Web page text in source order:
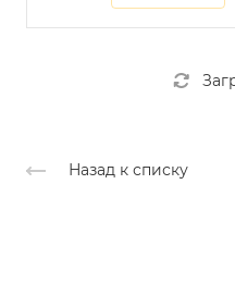
Назад к списку